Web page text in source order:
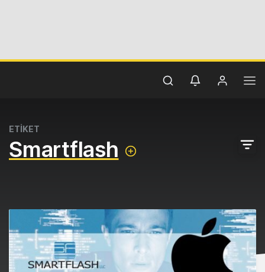
ETİKET
Smartflash